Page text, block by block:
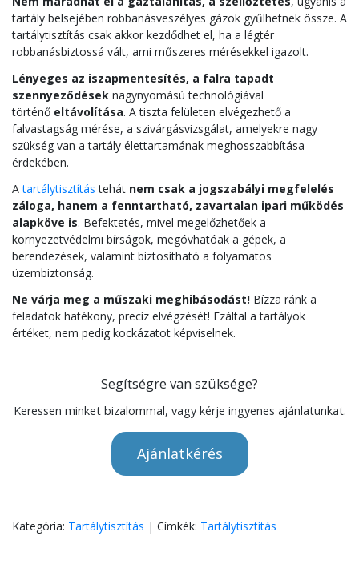
tartály belsejében robbanásveszélyes gázok gyűlhetnek össze. A
tartálytisztítás csak akkor kezdődhet el, ha a légtér
robbanásbiztossá vált, ami műszeres mérésekkel igazolt.
Lényeges az iszapmentesítés, a falra tapadt
szennyeződések nagynyomású technológiával
történő eltávolítása. A tiszta felületen elvégezhető a
falvastagság mérése, a szivárgásvizsgálat, amelyekre nagy
szükség van a tartály élettartamának meghosszabbítása
érdekében.
Atartálytisztítás tehát nem csak a jogszabályi megfelelés
záloga, hanem a fenntartható, zavartalan ipari működés
alapköve is. Befektetés, mivel megelőzhetőek a
környezetvédelmi bírságok, megóvhatóak a gépek, a
berendezések, valamint biztosítható a folyamatos
üzembiztonság.
Ne várja meg a műszaki meghibásodást! Bízza ránk a
feladatok hatékony, precíz elvégzését! Ezáltal a tartályok
értéket, nem pedig kockázatot képviselnek.
Segítségre van szüksége?
Keressen minket bizalommal, vagy kérje ingyenes ajánlatunkat.
Ajánlatkérés
Kategória: Tartálytisztítás | Címkék: Tartálytisztítás